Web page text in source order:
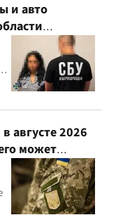
и авто
августе 2026
может